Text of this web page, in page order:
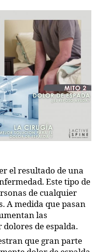
el resultado de una
Este tipo de
de cualquier
A medida que pasan
las
de espalda.
que gran parte